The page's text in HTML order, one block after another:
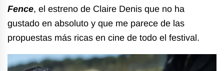
Fence, el estreno de Claire Denis que no ha
gustado en absoluto y que me parece de las
propuestas más ricas en cine de todo el festival.